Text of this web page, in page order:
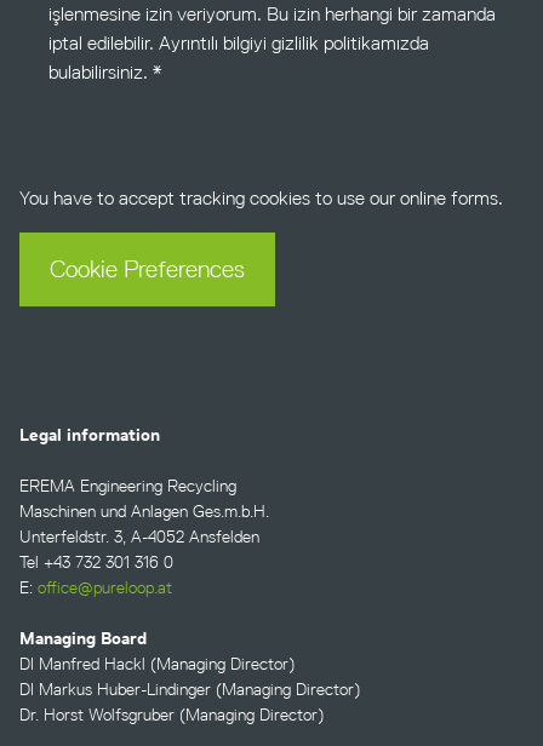
işlenmesine izin veriyorum. Bu izin herhangi bir zamanda
iptal edilebilir. Ayrıntılı bilgiyi gizlilik politikamızda
bulabilirsiniz. *
You have to accept tracking cookies to use our online forms.
Cookie Preferences
Legal information
EREMA Engineering Recycling
Maschinen und Anlagen Ges.m.b.H.
Unterfeldstr. 3, A-4052 Ansfelden
Tel +43 732 301 316 0
E: office@pureloop.at
Managing Board
DI Manfred Hackl (Managing Director)
DI Markus Huber-Lindinger (Managing Director)
Dr. Horst Wolfsgruber (Managing Director)